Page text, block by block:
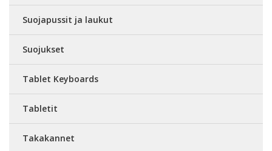
Suojapussit ja laukut
Suojukset
Tablet Keyboards
Tabletit
Takakannet